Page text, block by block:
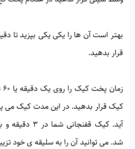
بهتر است آن ها را یکی یکی بپزید تا
قرار بدهید.
کیک قرار بدهید. در این مدت کیک می
آید. کیک
شد. می توانید آن را به سلیقه ی خود